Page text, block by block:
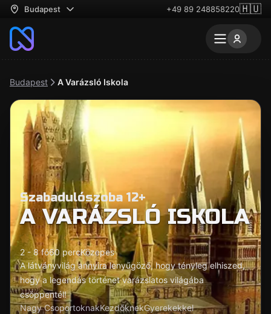
Budapest +49 89 248858220🇭🇺
Budapest A Varázsló Iskola
Szabadulószoba 12+
A VARÁZSLÓ ISKOLA
2 - 8 fő60 percKözepes
A látványvilág annyira lenyűgöző, hogy tényleg elhiszed,
hogy a legendás történet varázslatos világába
csöppentél!
Nagy CsoportoknakKezdőknekGyerekekkel